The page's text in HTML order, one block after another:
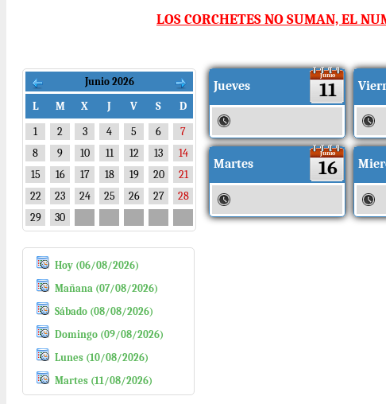
LOS CORCHETES NO SUMAN, EL
Junio 2026
L M X J V S
D
1
2 3 4 5 6
7
8
9 10 11 12 13
14
15
16 17 18 19 20
21
22
23 24 25 26 27
28
29
30
Hoy (06/08/2026)
Mañana (07/08/2026)
Sábado (08/08/2026)
Domingo (09/08/2026)
Lunes (10/08/2026)
Martes (11/08/2026)
Jueves
Junio
11
Martes
Junio
16